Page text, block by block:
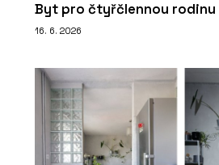
Byt pro čtyřčlennou rodinu
16. 6. 2026